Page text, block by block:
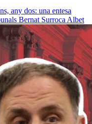
any dos: una entesa
Bernat Surroca Albet